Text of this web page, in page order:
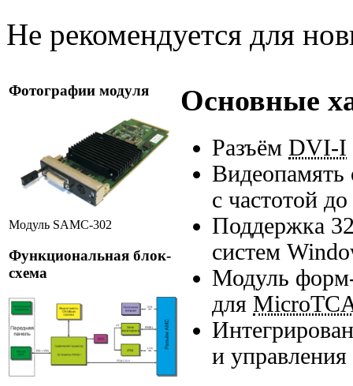
Не рекомендуется для
Фотографии модуля
Модуль SAMC-302
Функциональная блок-
схема
Основные
Разъём DVI-I
с частотой
Поддержка
систем
Модуль
для
и управления